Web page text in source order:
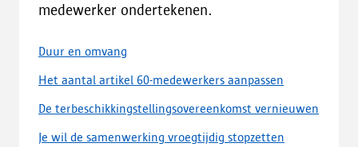
medewerker ondertekenen.
Duur en omvang
Het aantal artikel 60-medewerkers aanpassen
De terbeschikkingstellingsovereenkomst vernieuwen
Je wil de samenwerking vroegtijdig stopzetten